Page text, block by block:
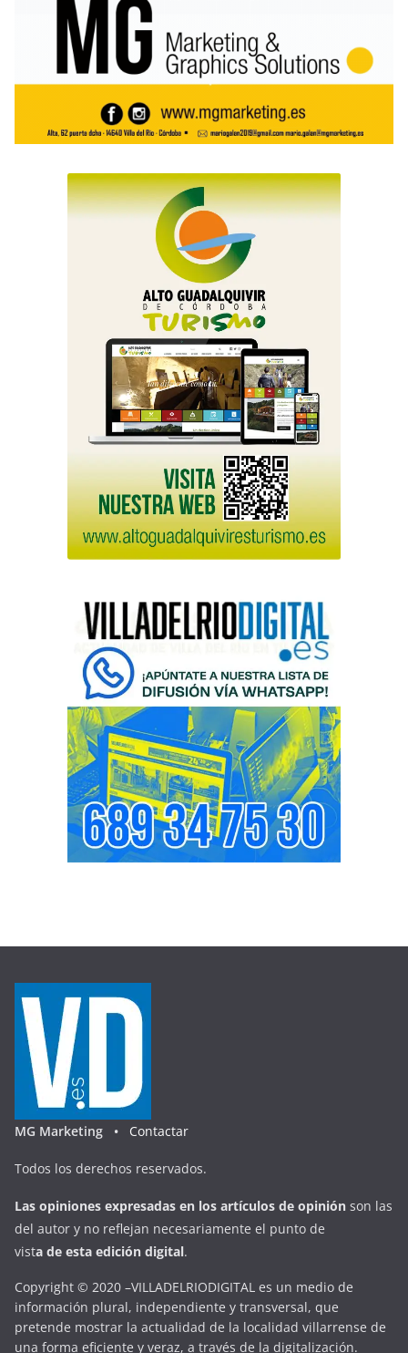
MG Marketing • Contactar
Todos los derechos reservados.
Las opiniones expresadas en los artículos de opinión son las
del autor y no reflejan necesariamente el punto de
vista de esta edición digital.
Copyright © 2020 –VILLADELRIODIGITAL es un medio de
información plural, independiente y transversal, que
pretende mostrar la actualidad de la localidad villarrense de
una forma eficiente y veraz, a través de la digitalización.